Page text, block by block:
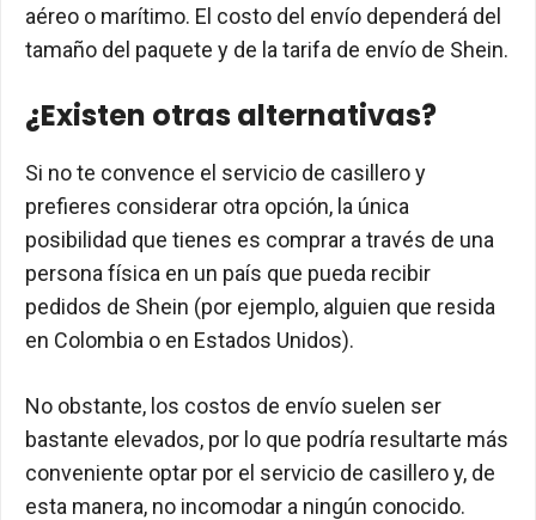
aéreo o marítimo. El costo del envío dependerá del
tamaño del paquete y de la tarifa de envío de Shein.
¿Existen otras alternativas?
Si no te convence el servicio de casillero y
prefieres considerar otra opción, la única
posibilidad que tienes es comprar a través de una
persona física en un país que pueda recibir
pedidos de Shein (por ejemplo, alguien que resida
en Colombia o en Estados Unidos).
No obstante, los costos de envío suelen ser
bastante elevados, por lo que podría resultarte más
conveniente optar por el servicio de casillero y, de
esta manera, no incomodar a ningún conocido.